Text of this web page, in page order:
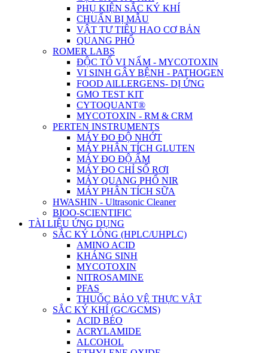
PHỤ KIỆN SẮC KÝ KHÍ
CHUẨN BỊ MẪU
VẬT TƯ TIÊU HAO CƠ BẢN
QUANG PHỔ
ROMER LABS
ĐỘC TỐ VI NẤM - MYCOTOXIN
VI SINH GÂY BỆNH - PATHOGEN
FOOD AlLLERGENS- DỊ ỨNG
GMO TEST KIT
CYTOQUANT®
MYCOTOXIN - RM & CRM
PERTEN INSTRUMENTS
MÁY ĐO ĐỘ NHỚT
MÁY PHÂN TÍCH GLUTEN
MÁY ĐO ĐỘ ẨM
MÁY ĐO CHỈ SỐ RƠI
MÁY QUANG PHỔ NIR
MÁY PHÂN TÍCH SỮA
HWASHIN - Ultrasonic Cleaner
BIOO-SCIENTIFIC
TÀI LIỆU ỨNG DỤNG
SẮC KÝ LỎNG (HPLC/UHPLC)
AMINO ACID
KHÁNG SINH
MYCOTOXIN
NITROSAMINE
PFAS
THUỐC BẢO VỆ THỰC VẬT
SẮC KÝ KHÍ (GC/GCMS)
ACID BÉO
ACRYLAMIDE
ALCOHOL